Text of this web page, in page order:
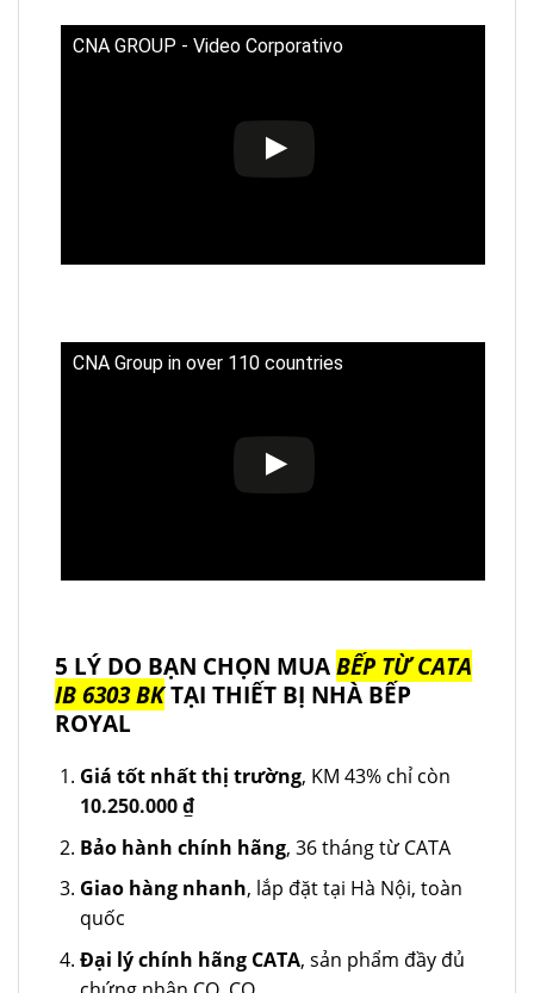
CNA GROUP - Video Corporativo
CNA Group in over 110 countries
5 LÝ DO BẠN CHỌN MUABẾP TỪ CATA
IB 6303 BKTẠI THIẾT BỊ NHÀ BẾP
ROYAL
Giá tốt nhất thị trường, KM 43% chỉ còn
10.250.000₫
Bảo hành chính hãng, 36 tháng từ CATA
Giao hàng nhanh, lắp đặt tại Hà Nội, toàn
quốc
Đại lý chính hãng CATA, sản phẩm đầy đủ